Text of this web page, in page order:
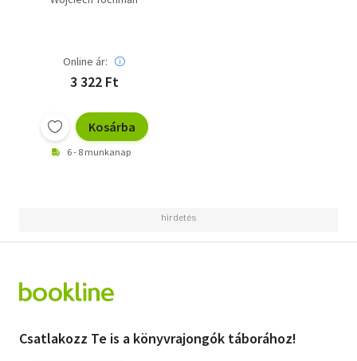
Online ár:
3 322 Ft
Kosárba
6 - 8 munkanap
Csatlakozz Te is a könyvrajongók táborához!